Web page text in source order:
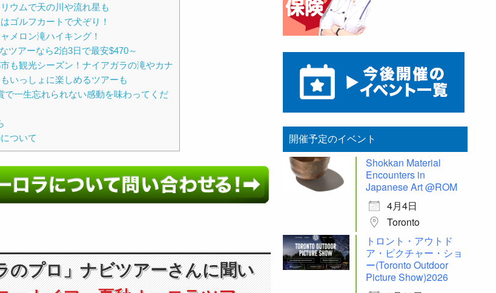
ウムで天の川や流れ星も
ゴルフカートで犬ぞり！
メロン滝ハイキング！
ツアーなら2泊3日で最安$470～
も観光シーズン！ナイアガラの滝やカナ
いっしょに楽しめるツアーも
で一生忘れられない感動を味わってくだ
ついて
のプロ」ナビツアーさんに聞い
開催予定のイベント
Shokkan Material
Encounters in
Japanese Art @ROM
4月4日
Toronto
トロント・アウトド
ア・ピクチャー・ショ
ー(Toronto Outdoor
Picture Show)2026